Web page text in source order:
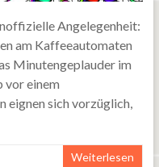
Angelegenheit:
am Kaffeeautomaten
Minutengeplauder im
vor einem
eignen sich vorzüglich,
Weiterlesen